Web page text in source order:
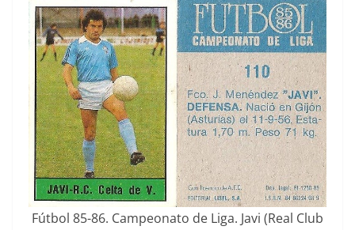
Fútbol 85-86. Campeonato de Liga. Javi (Real Club